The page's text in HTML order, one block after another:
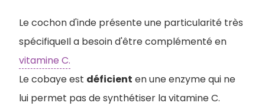
Le cochon d'inde présente une particularité très
spécifiqueIl a besoin d'être complémenté en
vitamine C.
Le cobaye est déficient en une enzyme qui ne
lui permet pas de synthétiser la vitamine C.